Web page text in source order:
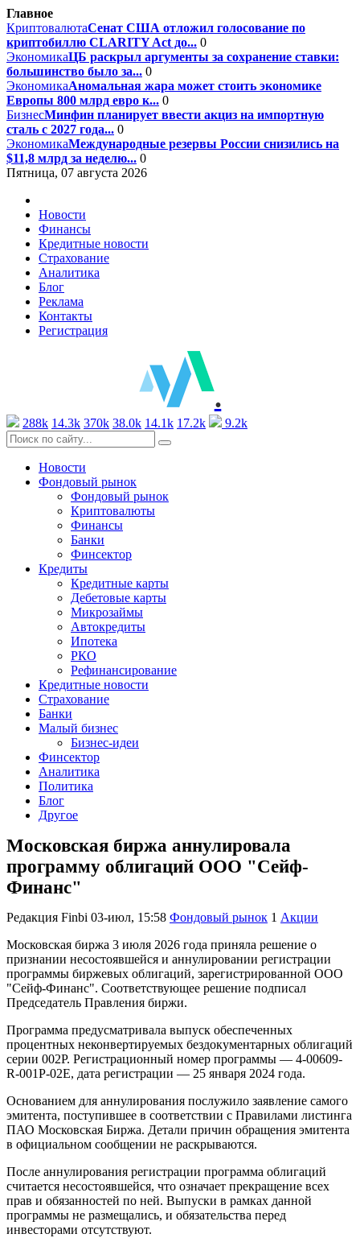
Главное
КриптовалютаСенат США отложил голосование по
криптобиллю CLARITY Act до... 0
ЭкономикаЦБ раскрыл аргументы за сохранение ставки:
большинство было за... 0
ЭкономикаАномальная жара может стоить экономике
Европы 800 млрд евро к... 0
БизнесМинфин планирует ввести акциз на импортную
сталь с 2027 года... 0
ЭкономикаМеждународные резервы России снизились на
$11,8 млрд за неделю... 0
Пятница, 07 августа 2026
Новости
Финансы
Кредитные новости
Страхование
Аналитика
Блог
Реклама
Контакты
Регистрация
.
288k 14.3k 370k 38.0k 14.1k 17.2k 9.2k
Новости
Фондовый рынок
Фондовый рынок
Криптовалюты
Финансы
Банки
Финсектор
Кредиты
Кредитные карты
Дебетовые карты
Микрозаймы
Автокредиты
Ипотека
РКО
Рефинансирование
Кредитные новости
Страхование
Банки
Малый бизнес
Бизнес-идеи
Финсектор
Аналитика
Политика
Блог
Другое
Московская биржа аннулировала
программу облигаций ООО "Сейф-
Финанс"
Редакция Finbi 03-июл, 15:58 Фондовый рынок 1 Акции
Московская биржа 3 июля 2026 года приняла решение о
признании несостоявшейся и аннулировании регистрации
программы биржевых облигаций, зарегистрированной ООО
"Сейф-Финанс". Соответствующее решение подписал
Председатель Правления биржи.
Программа предусматривала выпуск обеспеченных
процентных неконвертируемых бездокументарных облигаций
серии 002Р. Регистрационный номер программы — 4-00609-
R-001P-02E, дата регистрации — 25 января 2024 года.
Основанием для аннулирования послужило заявление самого
эмитента, поступившее в соответствии с Правилами листинга
ПАО Московская Биржа. Детали причин обращения эмитента
в официальном сообщении не раскрываются.
После аннулирования регистрации программа облигаций
считается несостоявшейся, что означает прекращение всех
прав и обязанностей по ней. Выпуски в рамках данной
программы не размещались, и обязательства перед
инвесторами отсутствуют.